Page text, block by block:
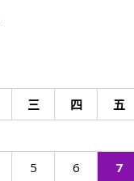
三 四 五
5 6 7